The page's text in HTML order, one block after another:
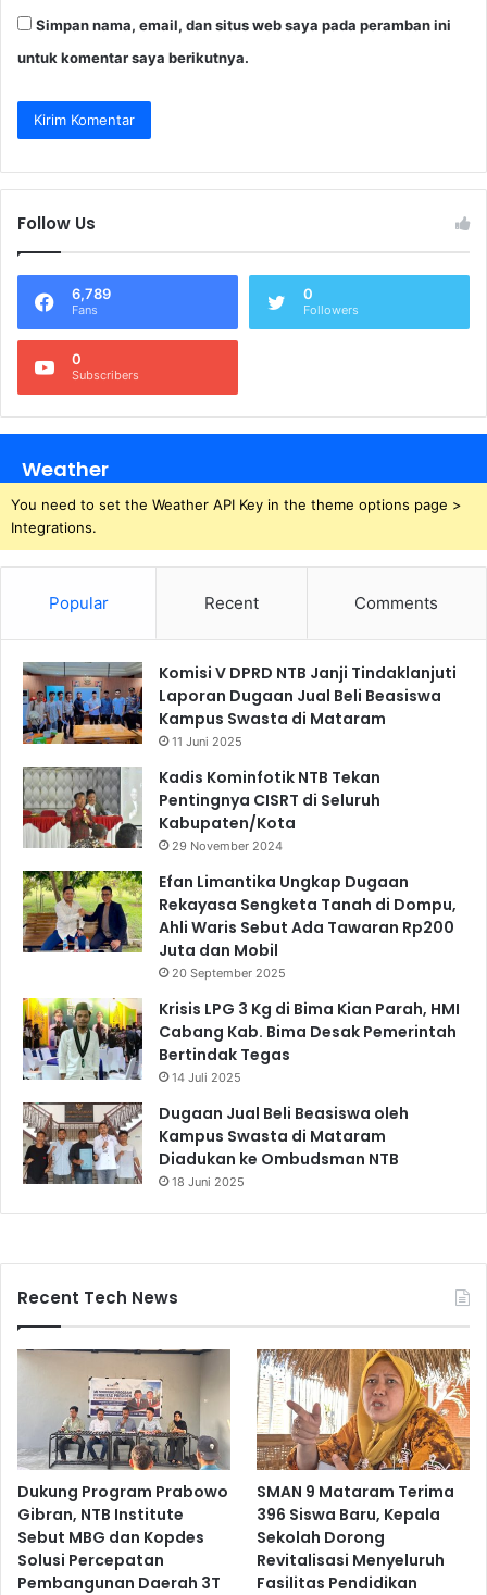
Simpan nama, email, dan situs web saya pada peramban ini
untuk komentar saya berikutnya.
Follow Us
6,789
Fans
0
Followers
0
Subscribers
Weather
You need to set the Weather API Key in the theme options page >
Integrations.
Popular Recent Comments
Komisi V DPRD NTB Janji Tindaklanjuti
Laporan Dugaan Jual Beli Beasiswa
Kampus Swasta di Mataram
11 Juni 2025
Kadis Kominfotik NTB Tekan
Pentingnya CISRT di Seluruh
Kabupaten/Kota
29 November 2024
Efan Limantika Ungkap Dugaan
Rekayasa Sengketa Tanah di Dompu,
Ahli Waris Sebut Ada Tawaran Rp200
Juta dan Mobil
20 September 2025
Krisis LPG 3 Kg di Bima Kian Parah, HMI
Cabang Kab. Bima Desak Pemerintah
Bertindak Tegas
14 Juli 2025
Dugaan Jual Beli Beasiswa oleh
Kampus Swasta di Mataram
Diadukan ke Ombudsman NTB
18 Juni 2025
Recent Tech News
Dukung Program Prabowo
Gibran, NTB Institute
Sebut MBG dan Kopdes
Solusi Percepatan
Pembangunan Daerah 3T
SMAN 9 Mataram Terima
396 Siswa Baru, Kepala
Sekolah Dorong
Revitalisasi Menyeluruh
Fasilitas Pendidikan